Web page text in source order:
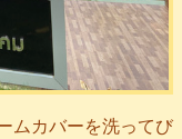
ムカバーを洗ってび